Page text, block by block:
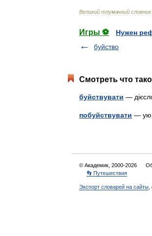
Великий тлумачний словник
Игры ⚽
Нужен
буйство
Смотреть что
буйствувати —
побуйствувати — ую,
© Академик, 2000-2026
👣 Путешествия
Экспорт словарей на сайты